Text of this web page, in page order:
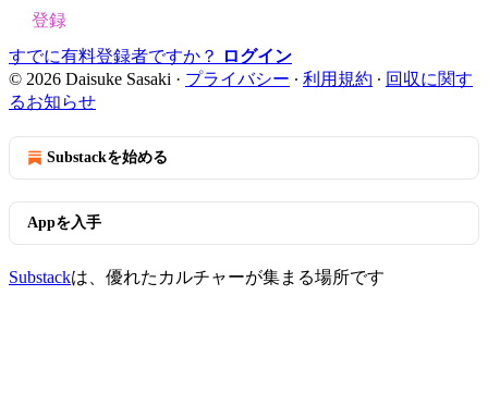
登録
すでに有料登録者ですか？
ログイン
© 2026 Daisuke Sasaki · プライバシー ∙ 利用規約 ∙ 回収に関す
るお知らせ
Substackを始める
Appを入手
Substackは、優れたカルチャーが集まる場所です